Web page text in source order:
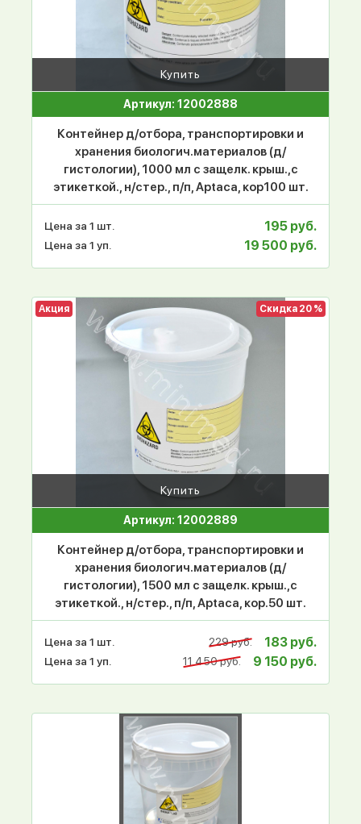
Купить
Артикул: 12002888
Контейнер д/отбора, транспортировки и
хранения биологич.материалов (д/
гистологии), 1000 мл с защелк. крыш.,с
этикеткой., н/стер., п/п, Aptaca, кор100 шт.
Цена за 1 шт. 195 руб.
Цена за 1 уп. 19 500 руб.
Акция Скидка 20 %
Купить
Артикул: 12002889
Контейнер д/отбора, транспортировки и
хранения биологич.материалов (д/
гистологии), 1500 мл с защелк. крыш.,с
этикеткой., н/стер., п/п, Aptaca, кор.50 шт.
Цена за 1 шт. 229 руб. 183 руб.
Цена за 1 уп. 11 450 руб. 9 150 руб.